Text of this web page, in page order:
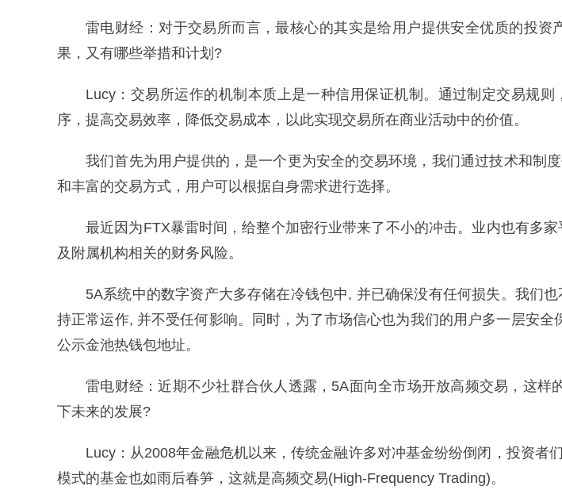
雷电财经：对于交易所而言，最核心的其实是给用户提供安全优质的投
果，又有哪些举措和计划?
Lucy：交易所运作的机制本质上是一种信用保证机制。通过制定交易规
序，提高交易效率，降低交易成本，以此实现交易所在商业活动中的价值。
我们首先为用户提供的，是一个更为安全的交易环境，我们通过技术和制
和丰富的交易方式，用户可以根据自身需求进行选择。
最近因为FTX暴雷时间，给整个加密行业带来了不小的冲击。业内也有多
及附属机构相关的财务风险。
5A系统中的数字资产大多存储在冷钱包中, 并已确保没有任何损失。我们
持正常运作, 并不受任何影响。同时，为了市场信心也为我们的用户多一层安
公示金池热钱包地址。
雷电财经：近期不少社群合伙人透露，5A面向全市场开放高频交易，这
下未来的发展?
Lucy：从2008年金融危机以来，传统金融许多对冲基金纷纷倒闭，投资
模式的基金也如雨后春笋，这就是高频交易(High-Frequency Trading)。